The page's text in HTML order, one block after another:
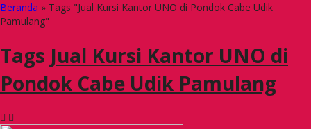
Beranda » Tags "Jual Kursi Kantor UNO di Pondok Cabe Udik
Pamulang"
Tags Jual Kursi Kantor UNO di
Pondok Cabe Udik Pamulang